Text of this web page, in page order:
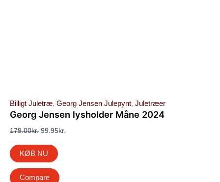
Billigt Juletræ, Georg Jensen Julepynt, Juletræer
Georg Jensen lysholder Måne 2024
179.00kr. 99.95kr.
KØB NU
Compare